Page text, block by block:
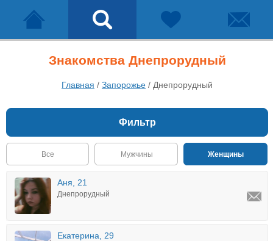
Знакомства Днепрорудный
Главная / Запорожье / Днепрорудный
Фильтр
Все Мужчины Женщины
Аня, 21
Днепрорудный
Екатерина, 29